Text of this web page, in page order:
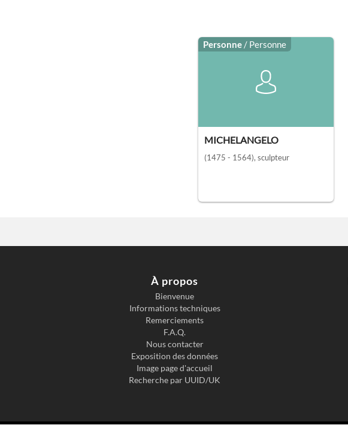
Personne / Personne
MICHELANGELO
(1475 - 1564), sculpteur
À propos
Bienvenue
Informations techniques
Remerciements
F.A.Q.
Nous contacter
Exposition des données
Image page d'accueil
Recherche par UUID/UK